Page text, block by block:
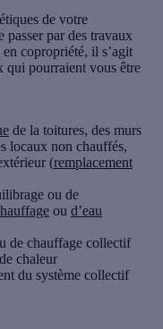
de votre
passer par des travaux
copropriété, il s’agit
qui pourraient vous être
de la toitures, des murs
locaux non chauffés,
(remplacement
ou de
ou d’eau
de chauffage collectif
chaleur
du système collectif